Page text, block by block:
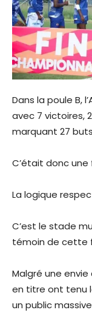
Dans la poule B,
avec 7 victoires,
marquant 27
C’était donc
La logique
C’est le stade
témoin de cette
Malgré une
en titre ont tenu
un public